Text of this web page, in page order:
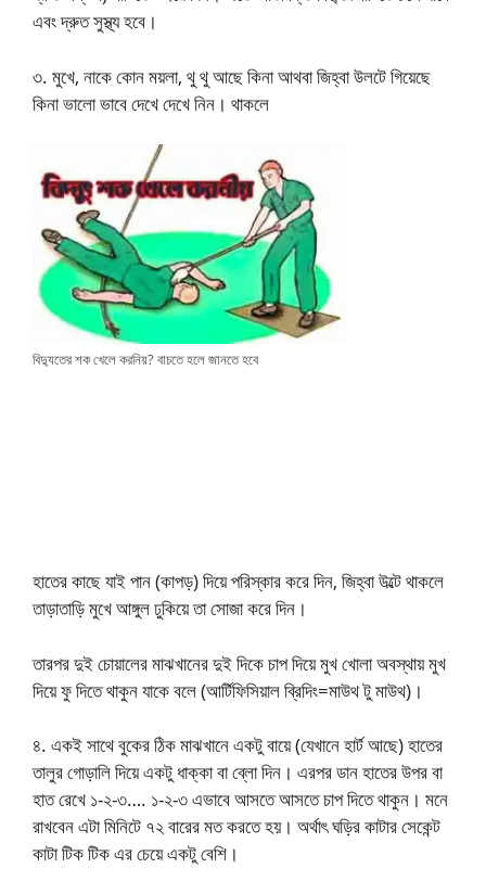
এবং দ্রুত সুস্থ্য হবে।
৩. মুখে, নাকে কোন ময়লা, থু থু আছে কিনা আথবা জিহ্বা উলটে গিয়েছে
কিনা ভালো ভাবে দেখে দেখে নিন। থাকলে
বিদ্যুতের শক খেলে করনিয়? বাচতে হলে জানতে হবে
হাতের কাছে যাই পান (কাপড়) দিয়ে পরিস্কার করে দিন, জিহ্বা উল্টে থাকলে
তাড়াতাড়ি মুখে আঙ্গুল ঢুকিয়ে তা সোজা করে দিন।
তারপর দুই চোয়ালের মাঝখানের দুই দিকে চাপ দিয়ে মুখ খোলা অবস্থায় মুখ
দিয়ে ফু দিতে থাকুন যাকে বলে (আর্টিফিসিয়াল ব্রিদিং=মাউথ টু মাউথ)।
৪. একই সাথে বুকের ঠিক মাঝখানে একটু বায়ে (যেখানে হার্ট আছে) হাতের
তালুর গোড়ালি দিয়ে একটু ধাক্কা বা ব্লো দিন। এরপর ডান হাতের উপর বা
হাত রেখে ১-২-৩…. ১-২-৩ এভাবে আসতে আসতে চাপ দিতে থাকুন। মনে
রাখবেন এটা মিনিটে ৭২ বারের মত করতে হয়। অর্থাৎ ঘড়ির কাটার সেকেন্ট
কাটা টিক টিক এর চেয়ে একটু বেশি।